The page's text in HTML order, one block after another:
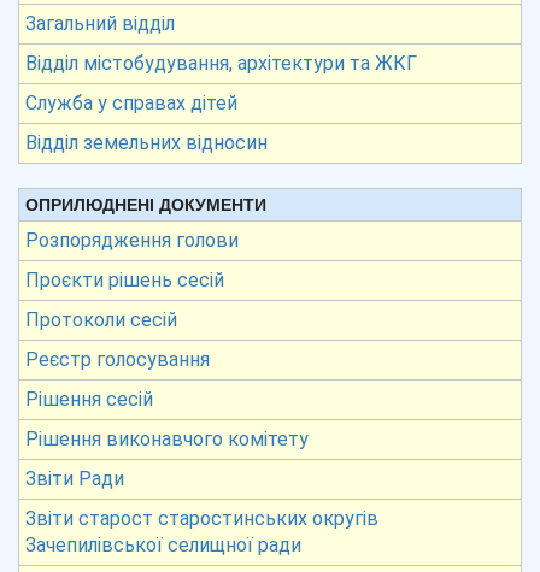
Загальний відділ
Відділ містобудування, архітектури та ЖКГ
Служба у справах дітей
Відділ земельних відносин
ОПРИЛЮДНЕНІ ДОКУМЕНТИ
Розпорядження голови
Проєкти рішень сесій
Протоколи сесій
Реєстр голосування
Рішення сесій
Рішення виконавчого комітету
Звіти Ради
Звіти старост старостинських округів
Зачепилівської селищної ради